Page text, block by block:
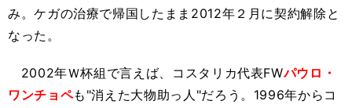
み。ケガの治療で帰国したまま2012年２月に契約解除と
なった。
2002年Ｗ杯組で言えば、コスタリカ代表FWパウロ・
ワンチョペも"消えた大物助っ人"だろう。1996年からコ